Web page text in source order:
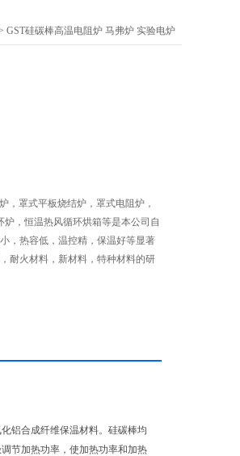
GST硅碳棒高温电阻炉 马弗炉 实验电炉
，罩式平板烧结炉，罩式电阻炉，
炉，恒温热风循环烘箱等是本公司自
，热容低，温控精，保温好等显著
耐火材料，新材料，特种材料的研
铝合成纤维保温材料。硅碳棒均
节加热功率，使加热功率和加热